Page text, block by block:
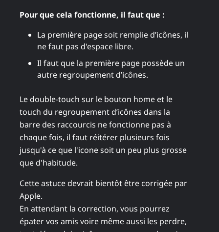
Pour que cela fonctionne, il faut que :
La première page soit remplie d’icônes, il
ne faut pas d'espace libre.
Il faut que la première page possède un
autre regroupement d’icônes.
Le double-touch sur le bouton home et le
touch du regroupement d’icônes dans la
barre des raccourcis ne fonctionne pas à
chaque fois, il faut réitérer plusieurs fois
jusqu'à ce que l'icone soit un peu plus grosse
que d'habitude.
Cette astuce devrait bientôt être corrigée par
Apple.
En attendant la correction, vous pourrez
épater vos amis voire même aussi les perdre,